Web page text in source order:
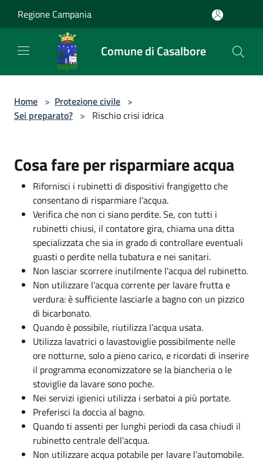
Regione Campania
Comune di Casalbore
Home > Protezione civile >
Sei preparato? > Rischio crisi idrica
Cosa fare per risparmiare acqua
Rifornisci i rubinetti di dispositivi frangigetto che
consentano di risparmiare l'acqua.
Verifica che non ci siano perdite. Se, con tutti i
rubinetti chiusi, il contatore gira, chiama una ditta
specializzata che sia in grado di controllare eventuali
guasti o perdite nella tubatura e nei sanitari.
Non lasciar scorrere inutilmente l'acqua del rubinetto.
Non utilizzare l’acqua corrente per lavare frutta e
verdura: è sufficiente lasciarle a bagno con un pizzico
di bicarbonato.
Quando è possibile, riutilizza l’acqua usata.
Utilizza lavatrici o lavastoviglie possibilmente nelle
ore notturne, solo a pieno carico, e ricordati di inserire
il programma economizzatore se la biancheria o le
stoviglie da lavare sono poche.
Nei servizi igienici utilizza i serbatoi a più portate.
Preferisci la doccia al bagno.
Quando ti assenti per lunghi periodi da casa chiudi il
rubinetto centrale dell’acqua.
Non utilizzare acqua potabile per lavare l’automobile.